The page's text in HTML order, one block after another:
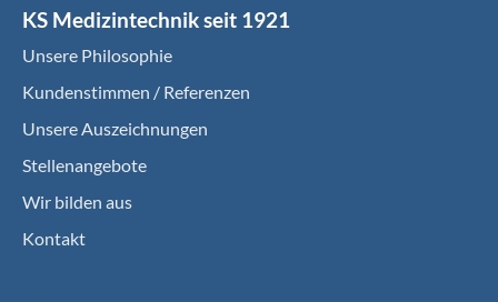
KS Medizintechnik seit 1921
Unsere Philosophie
Kundenstimmen / Referenzen
Unsere Auszeichnungen
Stellenangebote
Wir bilden aus
Kontakt